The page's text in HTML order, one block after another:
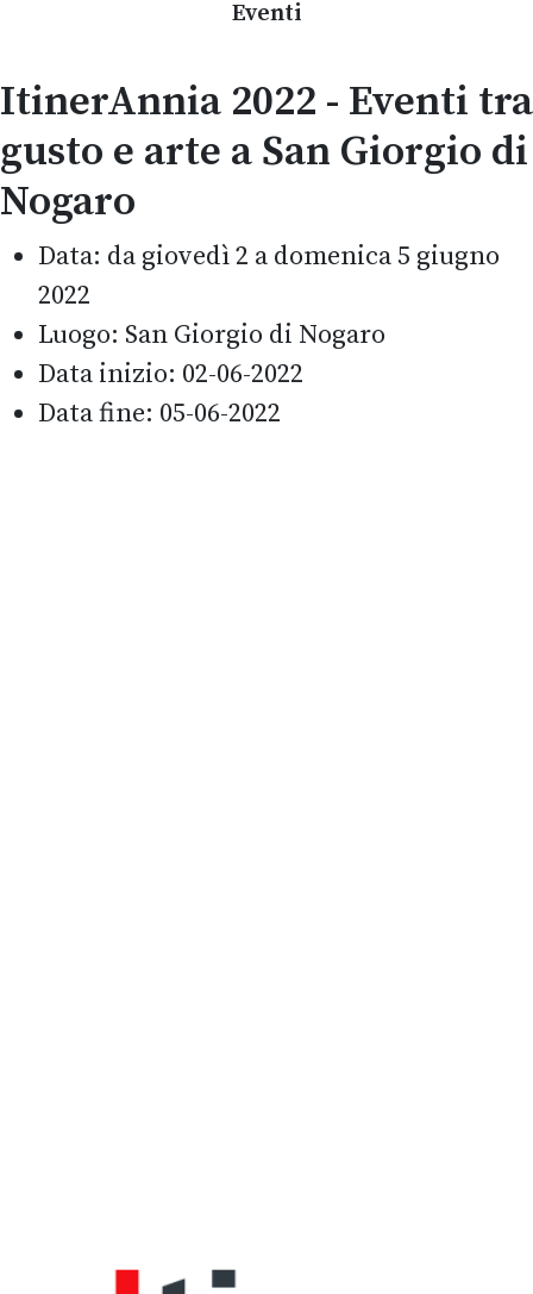
Eventi
ItinerAnnia 2022 - Eventi tra
gusto e arte a San Giorgio di
Nogaro
Data: da giovedì 2 a domenica 5 giugno
2022
Luogo: San Giorgio di Nogaro
Data inizio: 02-06-2022
Data fine: 05-06-2022